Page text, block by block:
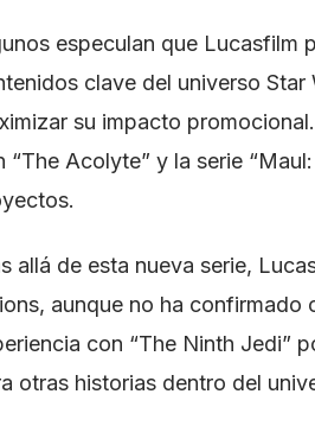
especulan que Lucasfilm
clave del universo Star
su impacto
“The Acolyte” y la serie
allá de esta nueva serie,
aunque no ha confirmado
con “The Ninth Jedi”
otras historias dentro del